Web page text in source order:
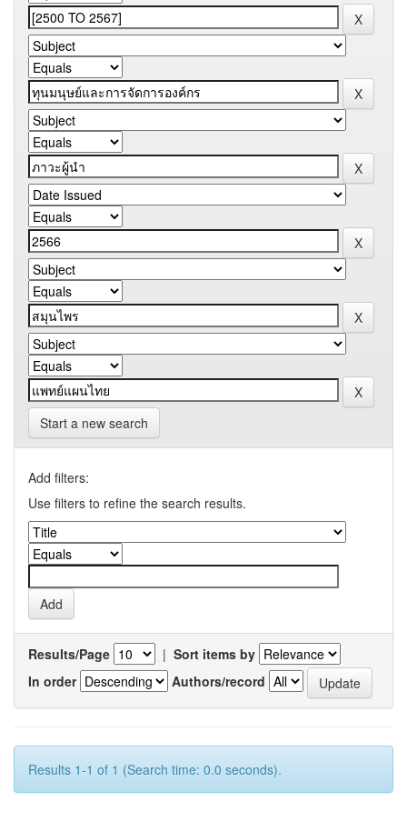
Start a new search
Add filters:
Use filters to refine the search results.
Results/Page | Sort items by
In order
Authors/record
Results 1-1 of 1 (Search time: 0.0 seconds).